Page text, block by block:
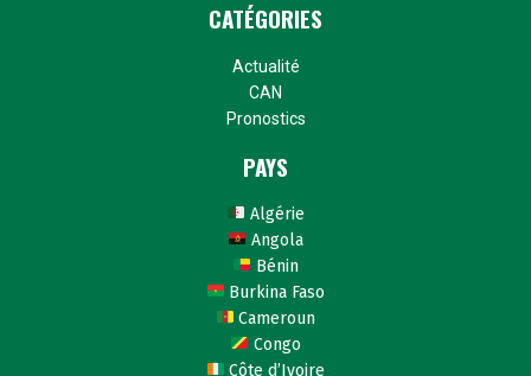
CATÉGORIES
Actualité
CAN
Pronostics
PAYS
Algérie
Angola
Bénin
Burkina Faso
Cameroun
Congo
Côte d’Ivoire